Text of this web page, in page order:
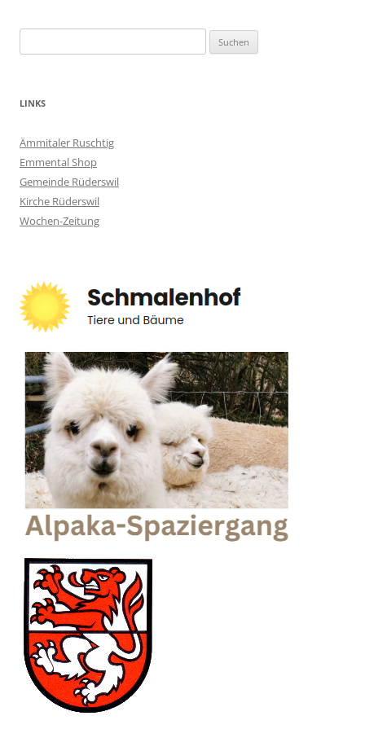
nach:
LINKS
Ämmitaler Ruschtig
Emmental Shop
Gemeinde Rüderswil
Kirche Rüderswil
Wochen-Zeitung